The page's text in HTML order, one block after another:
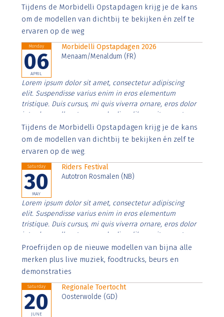
Aenean faucibus nibh et justo cursus id rutrum lorem
imperdiet. Nunc ut sem vitae risus tristique posuere.
Tijdens de Morbidelli Opstapdagen krijg je de kans
om de modellen van dichtbij te bekijken én zelf te
ervaren op de weg
Monday
06
APRIL
Morbidelli Opstapdagen 2026
Menaam/Menaldum (FR)
Lorem ipsum dolor sit amet, consectetur adipiscing
elit. Suspendisse varius enim in eros elementum
tristique. Duis cursus, mi quis viverra ornare, eros dolor
interdum nulla, ut commodo diam libero vitae erat.
Aenean faucibus nibh et justo cursus id rutrum lorem
imperdiet. Nunc ut sem vitae risus tristique posuere.
Tijdens de Morbidelli Opstapdagen krijg je de kans
om de modellen van dichtbij te bekijken én zelf te
ervaren op de weg.
Saturday
30
MAY
Riders Festival
Autotron Rosmalen (NB)
Lorem ipsum dolor sit amet, consectetur adipiscing
elit. Suspendisse varius enim in eros elementum
tristique. Duis cursus, mi quis viverra ornare, eros dolor
interdum nulla, ut commodo diam libero vitae erat.
Aenean faucibus nibh et justo cursus id rutrum lorem
imperdiet. Nunc ut sem vitae risus tristique posuere.
Proefrijden op de nieuwe modellen van bijna alle
merken plus live muziek, foodtrucks, beurs en
demonstraties
Saturday
20
JUNE
Regionale Toertocht
Oosterwolde (GD)